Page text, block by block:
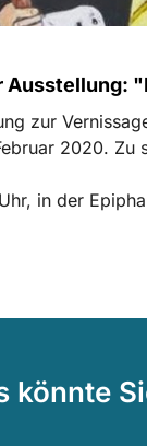
Ausstellung:
zur
2020. Zu
in der
könnte